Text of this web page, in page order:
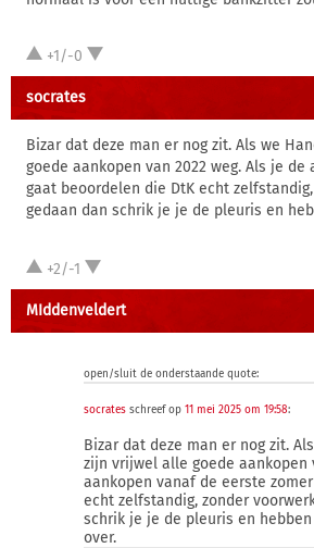
+1/-0
socrates
Bizar dat deze man er nog zit. Als we
goede aankopen van 2022 weg. Als je
gaat beoordelen die DtK echt
gedaan dan schrik je je de pleuris en
+2/-1
MIddenveldert
open/sluit de onderstaande quote:
socratesschreef op 11 mei 2025 om 19:58:
Bizar dat deze man er nog zit.
zijn vrijwel alle goede aankopen
aankopen vanaf de eerste
echt zelfstandig, zonder
schrik je je de pleuris en
over.